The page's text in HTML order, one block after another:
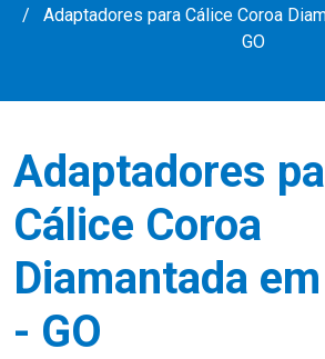
Adaptadores para Cálice Coroa
GO
Adaptadores
Cálice Coroa
Diamantada
- GO